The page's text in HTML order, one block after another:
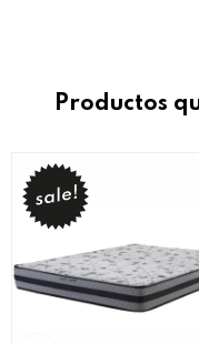
Productos